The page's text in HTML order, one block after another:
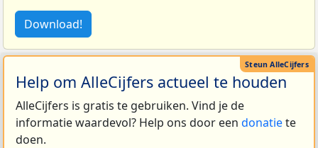
Download!
Help om AlleCijfers actueel te houden
AlleCijfers is gratis te gebruiken. Vind je de
informatie waardevol? Help ons door een donatiete
doen.